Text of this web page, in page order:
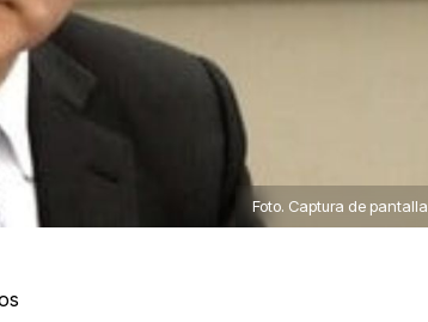
Foto. Captura de pantalla